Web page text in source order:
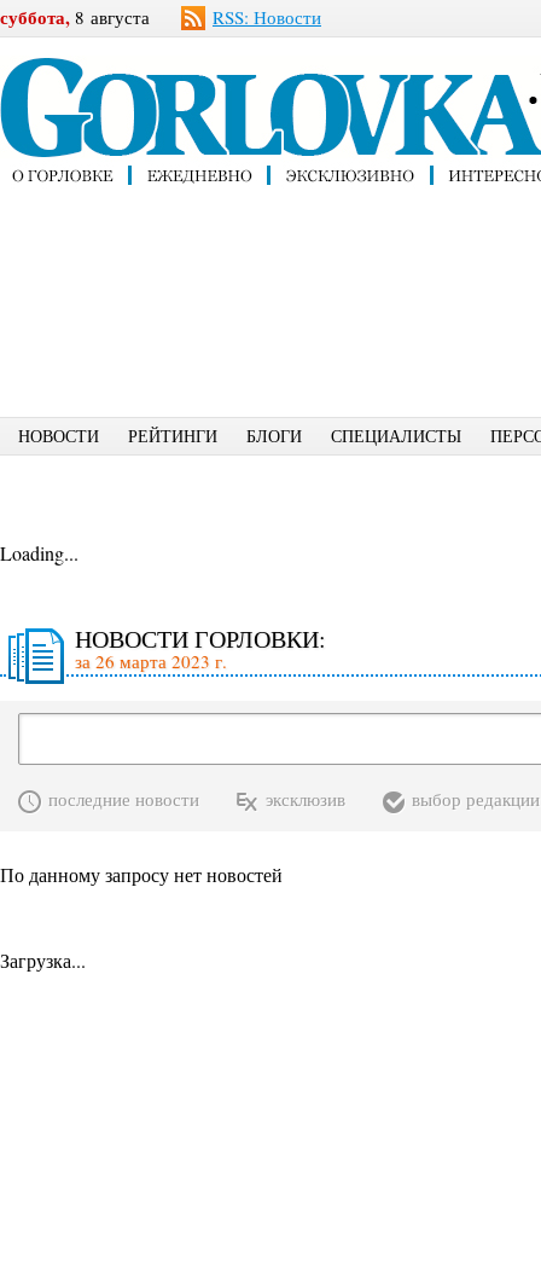
суббота, 8 августа RSS: Новости
НОВОСТИ РЕЙТИНГИ БЛОГИ СПЕЦИАЛИСТЫ
Loading...
НОВОСТИ ГОРЛОВКИ:
за 26 марта 2023 г.
последние новости эксклюзив выбор редакции
По данному запросу нет новостей
Загрузка...